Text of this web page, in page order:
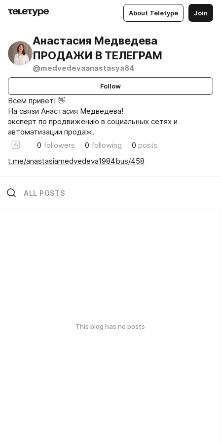
About Teletype Join
Анастасия Медведева
ПРОДАЖИ В ТЕЛЕГРАМ
@medvedevaanastasya84
Follow
Всем привет! 👋
На связи Анастасия Медведева!
эксперт по продвижению в социальных сетях и
автоматизации продаж.
0 followers 0 following 0 posts
t.me/anastasiamedvedeva1984bus/458
ALL POSTS
This blog has no posts